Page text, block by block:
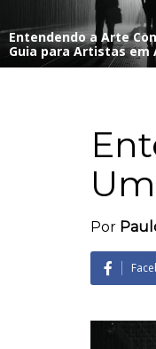
Entendendo a Arte
Guia para Artistas em
Por